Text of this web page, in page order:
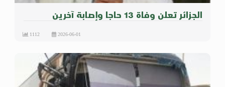
الجزائر تعلن وفاة 13 حاجا وإصابة آخرين
2026-06-01
1112